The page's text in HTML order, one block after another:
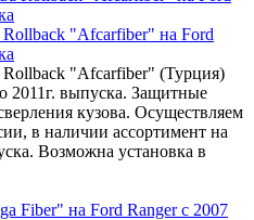
"Afcarfiber" на Ford
"Afcarfiber" (Турция)
2011г. выпуска. Защитные
кузова. Осуществляем
в наличии ассортимент на
Возможна установка в